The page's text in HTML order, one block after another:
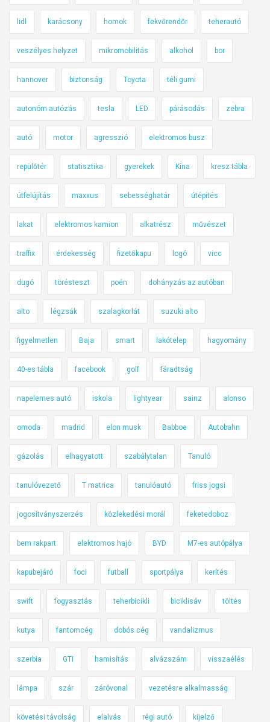
lidl karácsony homok fekvőrendőr teherautó
veszélyes helyzet mikromobilitás alkohol bor
hannover biztonság Toyota téli gumi
autonóm autózás tesla LED párásodás zebra
autó motor agresszió elektromos busz
repülőtér statisztika gyerekek Kína kresz tábla
útfelújítás maxxus sebességhatár útépítés
lakat elektromos kamion alkatrész művészet
traffix érdekesség fizetőkapu logó vicc
dugó törésteszt poén dohányzás az autóban
alto légzsák szalagkorlát suzuki alto
figyelmetlen Baja smart lakótelep hagyomány
40-es tábla facebook golf fáradtság
napelemes autó iskola lightyear sainz alonso
omoda madrid elon musk Babboe Autobahn
gázolás elhagyatott szabálytalan Tanuló
tanulóvezető T matrica tanulóautó friss jogsi
jogosítványszerzés közlekedési morál feketedoboz
bem rakpart elektromos hajó BYD M7-es autópálya
kapubejáró foci futball sportpálya kerítés
swift fogyasztás teherbicikli biciklisáv töltés
kutya fantomcég dobós cég vandalizmus
szerbia GTI hamisítás alvázszám visszaélés
lámpa szár záróvonal vezetésre alkalmasság
követési távolság elalvás régi autó kijelző